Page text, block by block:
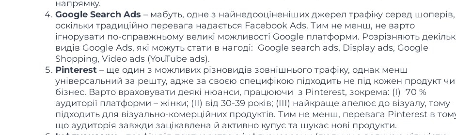
напрямку.
Google Search Ads – мабуть, одне з найнедооціненіших джерел трафіку серед шоперів,
оскільки традиційно перевага надається Facebook Ads. Тим не менш, не варто
ігнорувати по-справжньому великі можливості Google платформи. Розрізняють
видів Google Ads, які можуть стати в нагоді: Google search ads, Display ads, Google
Shopping, Video ads (YouTube ads).
Pinterest – ще один з можливих різновидів зовнішнього трафіку, однак менш
універсальний за решту, адже за своєю специфікою підходить не під кожен продукт чи
бізнес. Варто враховувати деякі нюанси, працюючи з Pinterest, зокрема: (І) 70 %
аудиторії платформи – жінки; (ІІ) від 30-39 років; (ІІІ) найкраще апелює до візуалу, тому
підходить для візуально-комерційних продуктів. Тим не менш, перевага Pinterest в
що аудиторія завжди зацікавлена й активно купує та шукає нові продукти.